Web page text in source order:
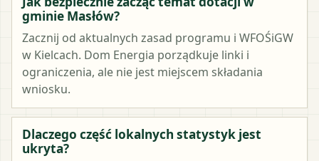
gminie Masłów?
Zacznij od aktualnych zasad programu i WFOŚiGW
w Kielcach. Dom Energia porządkuje linki i
ograniczenia, ale nie jest miejscem składania
wniosku.
Dlaczego część lokalnych statystyk jest
ukryta?